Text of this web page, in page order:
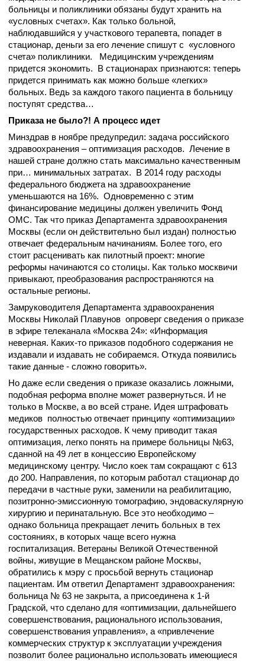
больницы и поликлиники обязаны будут хранить на
«условных счетах». Как только больной,
наблюдавшийся у участкового терапевта, попадет в
стационар, деньги за его лечение спишут с «условного
счета» поликлиники. Медицинским учреждениям
придется экономить. В стационарах признаются: теперь
придется принимать как можно больше «легких»
больных. Ведь за каждого такого пациента в больницу
поступят средства…
Приказа не было?! А процесс идет
Минздрав в ноябре предупредил: задача российского
здравоохранения – оптимизация расходов. Лечение в
нашей стране должно стать максимально качественным
при… минимальных затратах. В 2014 году расходы
федерального бюджета на здравоохранение
уменьшаются на 16%. Одновременно с этим
финансирование медицины должен увеличить Фонд
ОМС. Так что приказ Департамента здравоохранения
Москвы (если он действительно был издан) полностью
отвечает федеральным начинаниям. Более того, его
стоит расценивать как пилотный проект: многие
реформы начинаются со столицы. Как только москвичи
привыкают, преобразования распространяются на
остальные регионы.
Замруководителя Департамента здравоохранения
Москвы Николай Плавунов опроверг сведения о приказе
в эфире телеканала «Москва 24»: «Информация
неверная. Каких-то приказов подобного содержания не
издавали и издавать не собираемся. Откуда появились
такие данные - сложно говорить».
Но даже если сведения о приказе оказались ложными,
подобная реформа вполне может развернуться. И не
только в Москве, а во всей стране. Идея штрафовать
медиков полностью отвечает принципу «оптимизации»
государственных расходов. К чему приводит такая
оптимизация, легко понять на примере больницы №63,
сданной на 49 лет в концессию Европейскому
медицинскому центру. Число коек там сокращают с 613
до 200. Направления, по которым работал стационар до
передачи в частные руки, заменили на реабилитацию,
позитронно-эмиссионную томографию, эндоваскулярную
хирургию и перинатальную. Все это необходимо –
однако больница прекращает лечить больных в тех
состояниях, в которых чаще всего нужна
госпитализация. Ветераны Великой Отечественной
войны, живущие в Мещанском районе Москвы,
обратились к мэру с просьбой вернуть стационар
пациентам. Им ответил Департамент здравоохранения:
больница № 63 не закрыта, а присоединена к 1-й
Градской, что сделано для «оптимизации, дальнейшего
совершенствования, рационального использования,
совершенствования управления», а «привлечение
коммерческих структур к эксплуатации учреждения
позволит более рационально использовать имеющиеся